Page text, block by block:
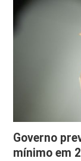
Governo
mínimo em